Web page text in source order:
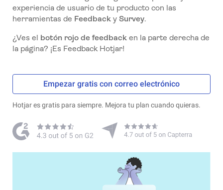
experiencia de usuario de tu producto con las
herramientas de Feedbacky Survey.
¿Ves el botón rojo de feedbacken la parte derecha de
la página? ¡Es Feedback Hotjar!
Empezar gratis con correo electrónico
Hotjar es gratis para siempre. Mejora tu plan cuando quieras.